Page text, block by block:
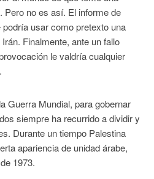
Pero no es así. El informe de
usar como pretexto una
Finalmente, ante un fallo
le valdría cualquier
Guerra Mundial, para gobernar
siempre ha recurrido a dividir y
Durante un tiempo Palestina
apariencia de unidad árabe,
1973.